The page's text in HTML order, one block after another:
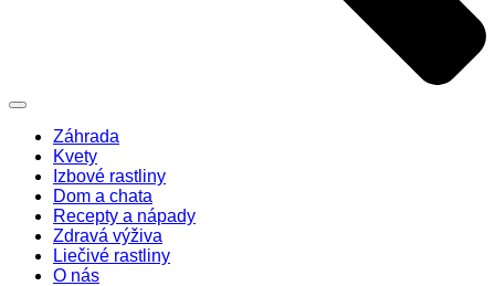
Záhrada
Kvety
Izbové rastliny
Dom a chata
Recepty a nápady
Zdravá výživa
Liečivé rastliny
O nás